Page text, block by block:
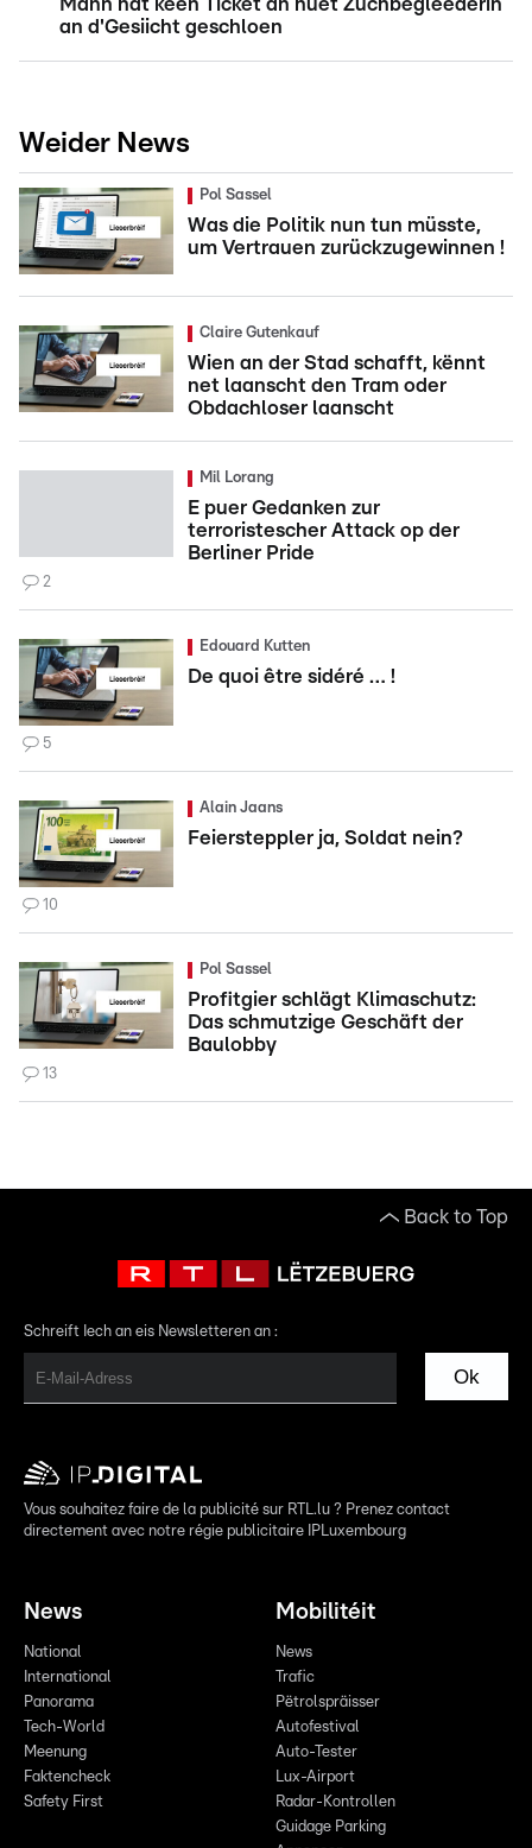
Mann hat keen Ticket an huet Zuchbegleederin
an d'Gesiicht geschloen
Weider News
Pol Sassel
Was die Politik nun tun müsste,
um Vertrauen zurückzugewinnen !
Claire Gutenkauf
Wien an der Stad schafft, kënnt
net laanscht den Tram oder
Obdachloser laanscht
Mil Lorang
E puer Gedanken zur
terroristescher Attack op der
Berliner Pride
2
Edouard Kutten
De quoi être sidéré … !
5
Alain Jaans
Feiersteppler ja, Soldat nein?
10
Pol Sassel
Profitgier schlägt Klimaschutz:
Das schmutzige Geschäft der
Baulobby
13
Back to Top
Schreift Iech an eis Newsletteren an :
Ok
Vous souhaitez faire de la publicité sur RTL.lu ? Prenez contact
directement avec notre régie publicitaire IPLuxembourg
News
National
International
Panorama
Tech-World
Meenung
Faktencheck
Safety First
Mobilitéit
News
Trafic
Pëtrolspräisser
Autofestival
Auto-Tester
Lux-Airport
Radar-Kontrollen
Guidage Parking